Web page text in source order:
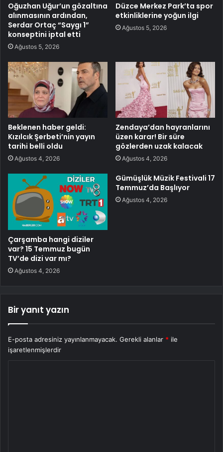
Oğuzhan Uğur’un gözaltına
alınmasının ardından,
Serdar Ortaç “Saygı 1”
konseptini iptal etti
Ağustos 5, 2026
Düzce Merkez Park’ta spor
etkinliklerine yoğun ilgi
Ağustos 5, 2026
Beklenen haber geldi:
Kızılcık Şerbeti’nin yayın
tarihi belli oldu
Ağustos 4, 2026
Zendaya’dan hayranlarını
üzen karar! Bir süre
gözlerden uzak kalacak
Ağustos 4, 2026
Çarşamba hangi diziler
var? 15 Temmuz bugün
TV’de dizi var mı?
Ağustos 4, 2026
Gümüşlük Müzik Festivali 17
Temmuz’da Başlıyor
Ağustos 4, 2026
Bir yanıt yazın
E-posta adresiniz yayınlanmayacak. Gerekli alanlar * ile
işaretlenmişlerdir